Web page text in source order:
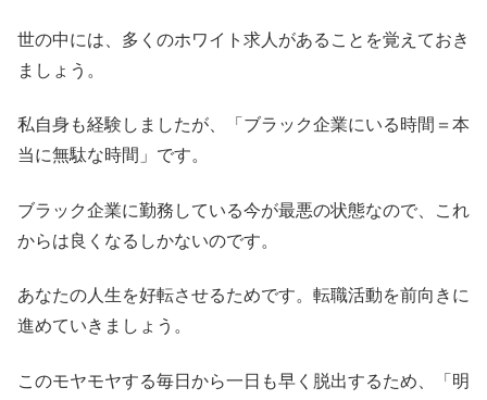
世の中には、多くのホワイト求人があることを覚えておき
ましょう。
私自身も経験しましたが、「ブラック企業にいる時間＝本
当に無駄な時間」です。
ブラック企業に勤務している今が最悪の状態なので、これ
からは良くなるしかないのです。
あなたの人生を好転させるためです。転職活動を前向きに
進めていきましょう。
このモヤモヤする毎日から一日も早く脱出するため、「明